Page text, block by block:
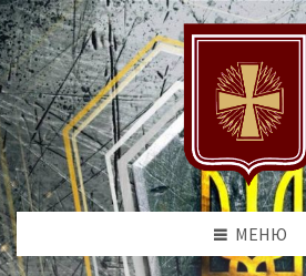
МЕНЮ